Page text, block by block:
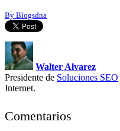
By Blogsdna
Walter Alvarez
Presidente de Soluciones SEO
Internet.
Comentarios